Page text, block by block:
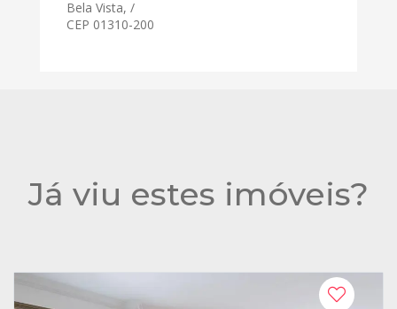
Bela Vista, /
CEP 01310-200
Já viu estes imóveis?